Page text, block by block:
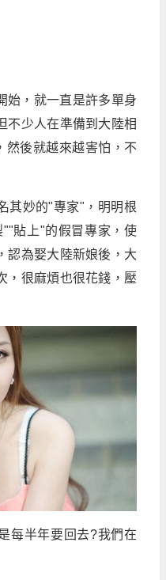
始，就一直是許多單身
不少人在準備到大陸相
然後就越來越害怕，不
其妙的"專家"，明明根
貼上"的假冒專家，使
認為娶大陸新娘後，大
，很麻煩也很花錢，壓
每半年要回去?我們在